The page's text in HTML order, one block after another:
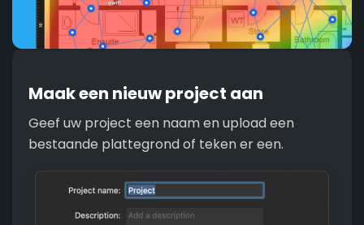
Maak een nieuw project aan
Geef uw project een naam en upload een
bestaande plattegrond of teken er een.